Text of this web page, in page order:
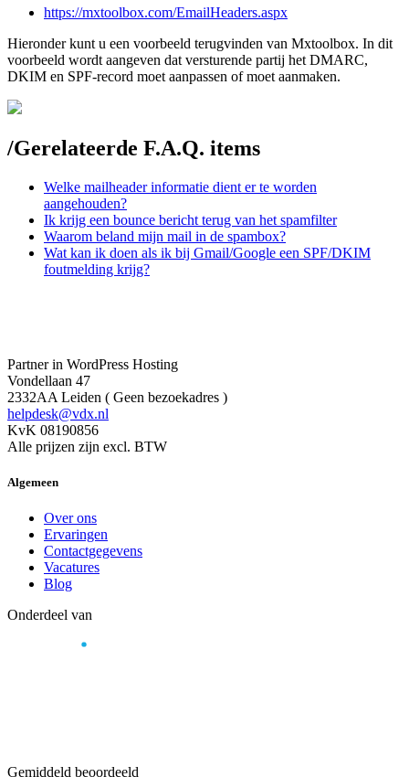
https://mxtoolbox.com/EmailHeaders.aspx
Hieronder kunt u een voorbeeld terugvinden van Mxtoolbox. In dit
voorbeeld wordt aangeven dat versturende partij het DMARC,
DKIM en SPF-record moet aanpassen of moet aanmaken.
/Gerelateerde F.A.Q. items
Welke mailheader informatie dient er te worden
aangehouden?
Ik krijg een bounce bericht terug van het spamfilter
Waarom beland mijn mail in de spambox?
Wat kan ik doen als ik bij Gmail/Google een SPF/DKIM
foutmelding krijg?
Partner in WordPress Hosting
Vondellaan 47
2332AA Leiden ( Geen bezoekadres )
helpdesk@vdx.nl
KvK 08190856
Alle prijzen zijn excl. BTW
Algemeen
Over ons
Ervaringen
Contactgegevens
Vacatures
Blog
Onderdeel van
Gemiddeld beoordeeld